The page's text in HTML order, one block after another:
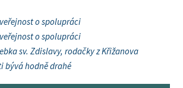
o spolupráci
o spolupráci
sv. Zdislavy, rodačky z Křižanova
bývá hodně drahé